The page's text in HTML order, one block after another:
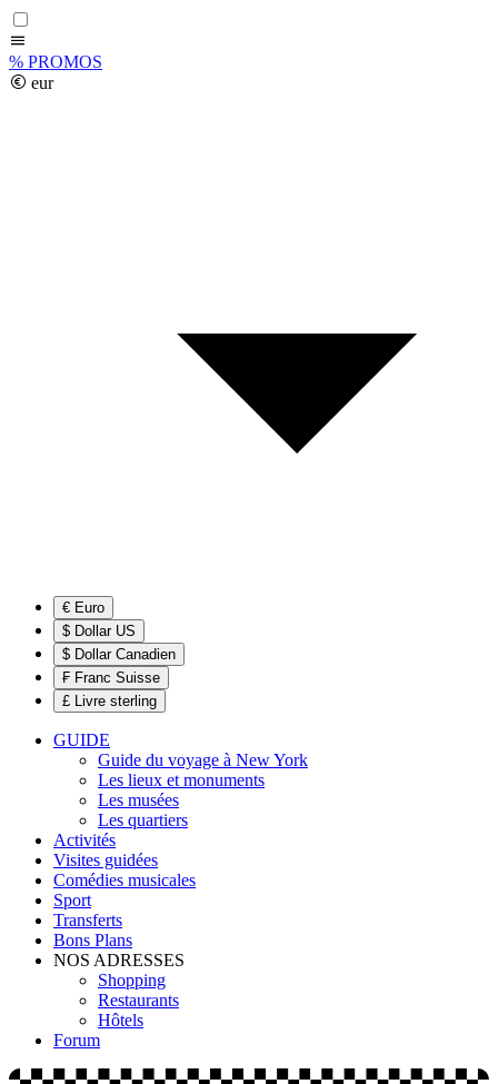
% PROMOS
eur
€ Euro
$ Dollar US
$ Dollar Canadien
₣ Franc Suisse
£ Livre sterling
GUIDE
Guide du voyage à New York
Les lieux et monuments
Les musées
Les quartiers
Activités
Visites guidées
Comédies musicales
Sport
Transferts
Bons Plans
NOS ADRESSES
Shopping
Restaurants
Hôtels
Forum